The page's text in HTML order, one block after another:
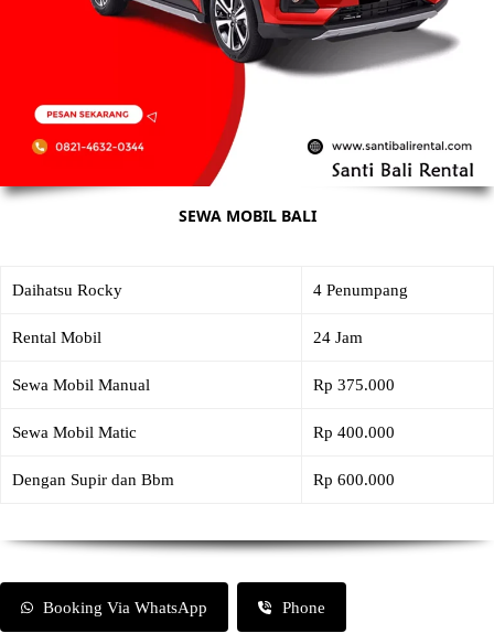
SEWA MOBIL BALI
Daihatsu Rocky 4 Penumpang
Rental Mobil 24 Jam
Sewa Mobil Manual Rp 375.000
Sewa Mobil Matic Rp 400.000
Dengan Supir dan Bbm Rp 600.000
Booking Via WhatsApp Phone